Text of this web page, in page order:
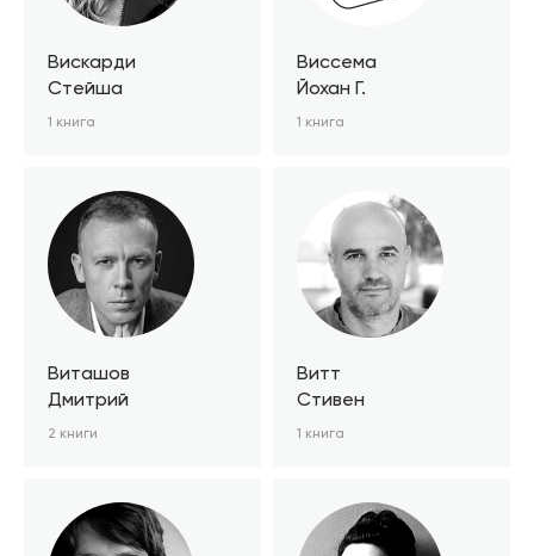
Вискарди
Стейша
1 книга
Виссема
Йохан Г.
1 книга
Виташов
Дмитрий
2 книги
Витт
Стивен
1 книга